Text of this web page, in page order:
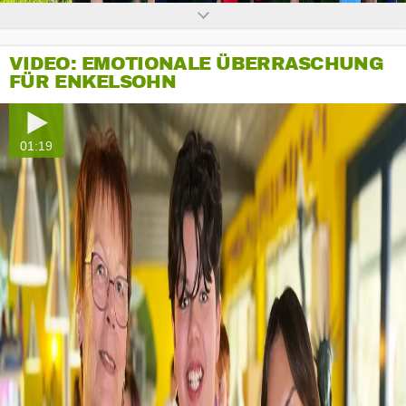
VIDEO: EMOTIONALE ÜBERRASCHUNG
FÜR ENKELSOHN
01:19